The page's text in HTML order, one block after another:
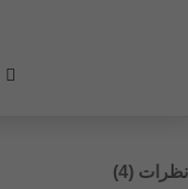
نظرات (4)